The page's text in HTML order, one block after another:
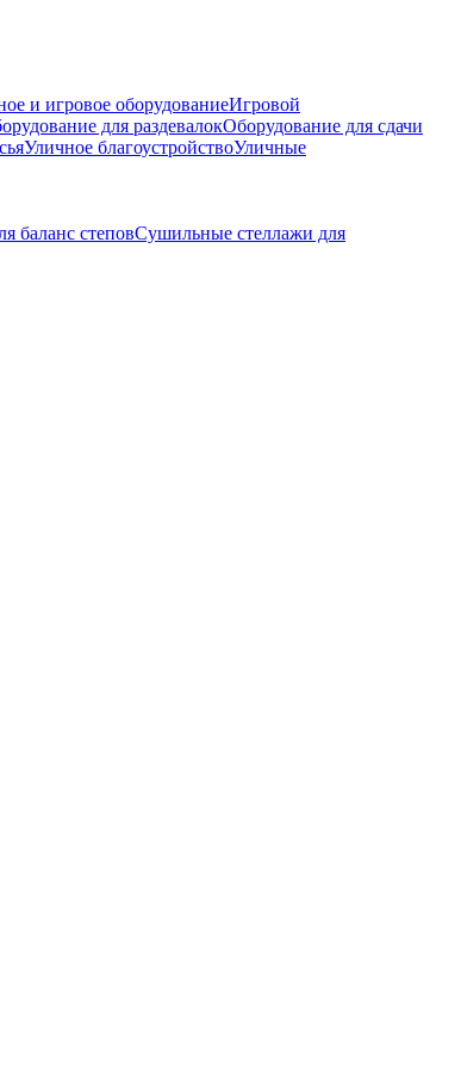
и игровое оборудованиеИгровой
для раздевалокОборудование для сдачи
Уличное благоустройствоУличные
баланс степовСушильные стеллажи для